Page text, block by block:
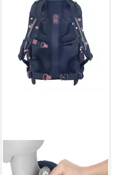
COOCAZOO
Schulrucksack MATE, 30 Liter
(1-tlg)